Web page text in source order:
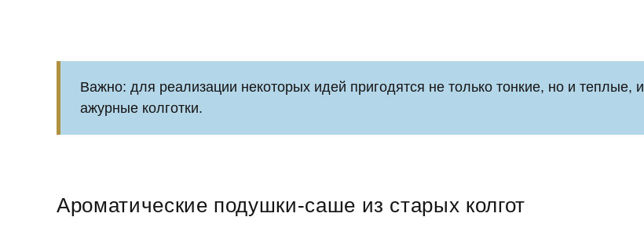
Важно: для реализации некоторых идей пригодятся не только тонкие, но и теплые, и
ажурные колготки.
Ароматические подушки-саше из старых колгот